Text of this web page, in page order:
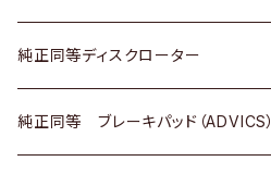
マツダ
三菱
ダイハツ
マツダ
ダイハツ
三菱
日産
ダイハツ
スズキ
日産
日産
いすゞ
トヨタ
ホンダ
純正同等ディスクローター
トヨタ
純正同等 ブレーキパッド（ADVICS）